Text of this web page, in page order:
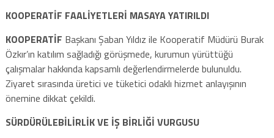
KOOPERATİF FAALİYETLERİ MASAYA YATIRILDI
KOOPERATİF Başkanı Şaban Yıldız ile Kooperatif Müdürü Burak
Özkır’ın katılım sağladığı görüşmede, kurumun yürüttüğü
çalışmalar hakkında kapsamlı değerlendirmelerde bulunuldu.
Ziyaret sırasında üretici ve tüketici odaklı hizmet anlayışının
önemine dikkat çekildi.
SÜRDÜRÜLEBİLİRLİK VE İŞ BİRLİĞİ VURGUSU